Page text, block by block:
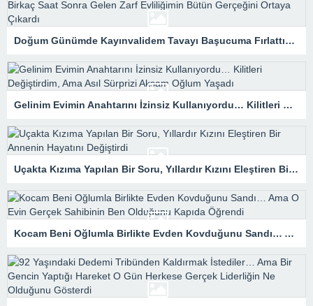
Doğum Günümde Kayınvalidem Tavayı Başucuma Fırlattı… Birkaç Saat Sonra Gelen Zarf Evliliğimin Bütün Gerçeğini Ortaya Çıkardı
Gelinim Evimin Anahtarını İzinsiz Kullanıyordu… Kilitleri Değiştirdim, Ama Asıl Sürprizi Akşam Oğlum Yaşadı
Uçakta Kızıma Yapılan Bir Soru, Yıllardır Kızını Eleştiren Bir Annenin Hayatını Değiştirdi
Kocam Beni Oğlumla Birlikte Evden Kovduğunu Sandı… Ama O Evin Gerçek Sahibinin Ben Olduğunu Kapıda Öğrendi